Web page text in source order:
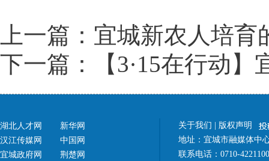
上一篇：宜城新农人培
下一篇：【3·15在行动】
湖北人才网
汉江传媒网
宜城政府网
新华网
中国网
荆楚网
关于我们
版权声明
地址：宜城市融媒体中
联系电话：0710-